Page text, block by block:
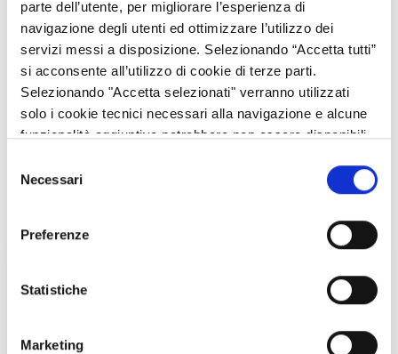
parte dell’utente, per migliorare l’esperienza di
navigazione degli utenti ed ottimizzare l’utilizzo dei
servizi messi a disposizione. Selezionando “Accetta tutti”
si acconsente all’utilizzo di cookie di terze parti.
Selezionando "Accetta selezionati" verranno utilizzati
solo i cookie tecnici necessari alla navigazione e alcune
funzionalità aggiuntive potrebbero non essere disponibili.
delNecessari
Preferenze
Statistiche
Marketing
ricerca e innovazione;
giovani;
economia digitale;
gestione delle frontiere.